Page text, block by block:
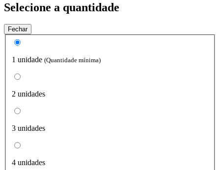
Selecione a quantidade
Fechar
1 unidade (Quantidade mínima)
2 unidades
3 unidades
4 unidades